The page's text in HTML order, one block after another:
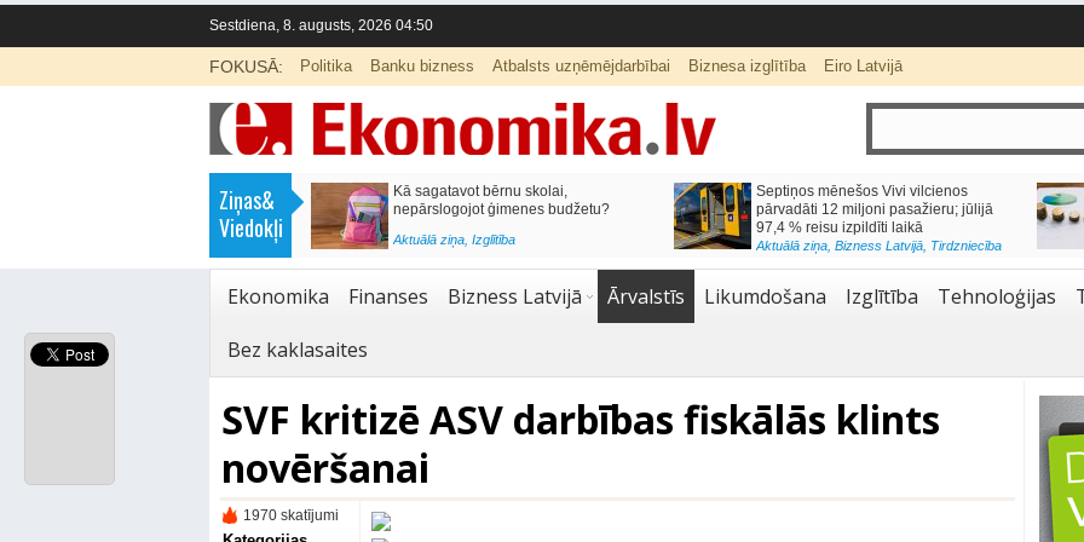
Sestdiena, 8. augusts, 2026 04:50
FOKUSĀ: Politika Banku bizness Atbalsts uzņēmējdarbībai Biznesa izglītība Eiro Latvijā
Ziņas&
Viedokļi
Labklājības ministrija rosina reformēt
un būtiski uzlabot vecāku pabalstu
Kā sagatavot bērnu skolai,
nepārslogojot ģimenes budžetu?
Aktuālā ziņa, Izglītība
Septiņos mēnešos Vivi vilcienos
pārvadāti 12 miljoni pasažieru; jūlijā
97,4 % reisu izpildīti laikā
Aktuālā ziņa, Bizness Latvijā, Tirdzniecība
Ekonomika Finanses Bizness Latvijā Ārvalstīs Likumdošana Izglītība Tehnoloģijas
Bez kaklasaites
SVF kritizē ASV darbības fiskālās klints
novēršanai
1970 skatījumi